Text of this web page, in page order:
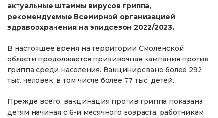
актуальные штаммы вирусов гриппа,
рекомендуемые Всемирной организацией
здравоохранения на эпидсезон 2022/2023.
В настоящее время на территории Смоленской
области продолжается прививочная кампания против
гриппа среди населения. Вакцинировано более 292
тыс. человек, в том числе более 77 тыс. детей.
Прежде всего, вакцинация против гриппа показана
детям начиная с 6-и месячного возраста, работникам